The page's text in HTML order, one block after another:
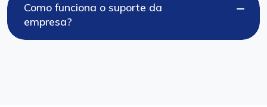
Como funciona o suporte da
empresa?